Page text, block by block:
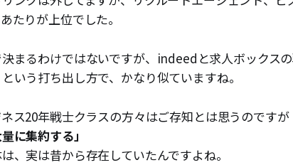
たりが上位でした。
まるわけではないですが、indeedと求人ボックス
いう打ち出し方で、かなり似ていますね。
ス20年戦士クラスの方々はご存知とは思うのですが
に集約する」
、実は昔から存在していたんですよね。